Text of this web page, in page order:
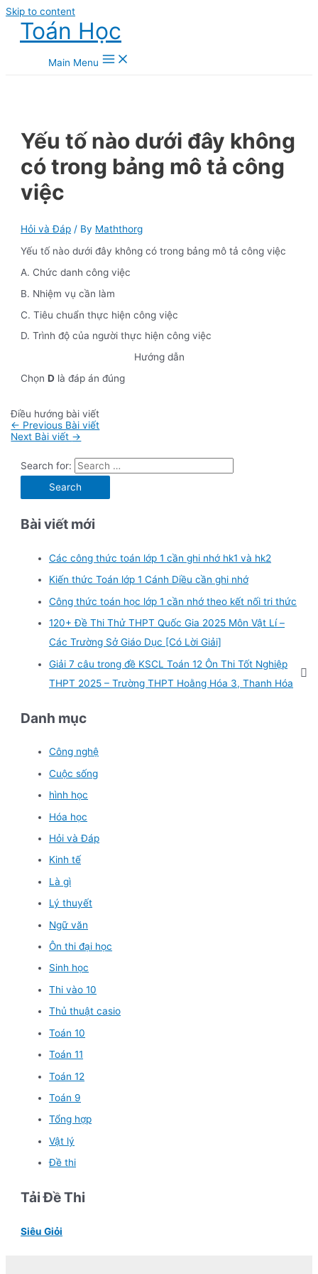
Skip to content
Toán Học
Main Menu
Yếu tố nào dưới đây không
có trong bảng mô tả công
việc
Hỏi và Đáp / By Maththorg
Yếu tố nào dưới đây không có trong bảng mô tả công việc
A. Chức danh công việc
B. Nhiệm vụ cần làm
C. Tiêu chuẩn thực hiện công việc
D. Trình độ của người thực hiện công việc
Hướng dẫn
ChọnD là đáp án đúng
Điều hướng bài viết
← Previous Bài viết
Next Bài viết →
Search for:
Bài viết mới
Các công thức toán lớp 1 cần ghi nhớ hk1 và hk2
Kiến thức Toán lớp 1 Cánh Diều cần ghi nhớ
Công thức toán học lớp 1 cần nhớ theo kết nối tri thức
120+ Đề Thi Thử THPT Quốc Gia 2025 Môn Vật Lí –
Các Trường Sở Giáo Dục [Có Lời Giải]
Giải 7 câu trong đề KSCL Toán 12 Ôn Thi Tốt Nghiệp
THPT 2025 – Trường THPT Hoằng Hóa 3, Thanh Hóa
Danh mục
Công nghệ
Cuộc sống
hình học
Hóa học
Hỏi và Đáp
Kinh tế
Là gì
Lý thuyết
Ngữ văn
Ôn thi đại học
Sinh học
Thi vào 10
Thủ thuật casio
Toán 10
Toán 11
Toán 12
Toán 9
Tổng hợp
Vật lý
Đề thi
Tải Đề Thi
Siêu Giỏi